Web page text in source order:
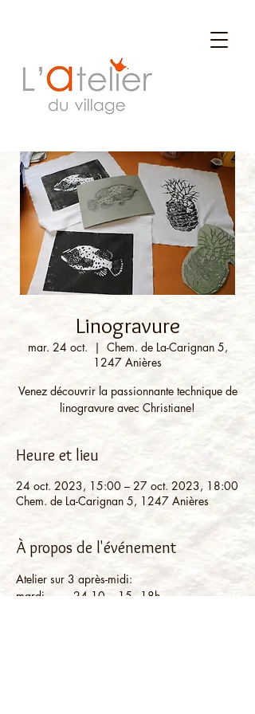
Linogravure
mar. 24 oct.
  |
Chem. de La-Carignan 5,
1247 Anières
Venez découvrir la passionnante technique de
linogravure avec Christiane!
Heure et lieu
24 oct. 2023, 15:00 – 27 oct. 2023, 18:00
Chem. de La-Carignan 5, 1247 Anières
À propos de l'événement
Atelier sur 3 après-midi:
mardi         24.10.   15 - 18h